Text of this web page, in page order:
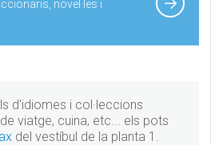
novel·les i
d'idiomes i col·leccions
viatge, cuina, etc... els pots
del vestíbul de la planta 1.